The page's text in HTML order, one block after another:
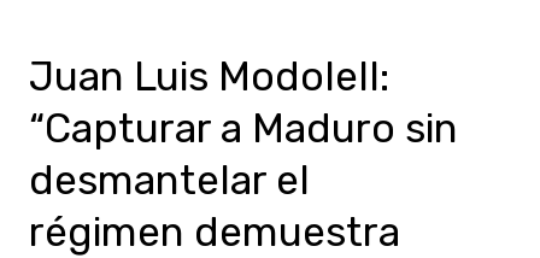
Juan Luis Modolell:
“Capturar a Maduro sin
desmantelar el
régimen demuestra